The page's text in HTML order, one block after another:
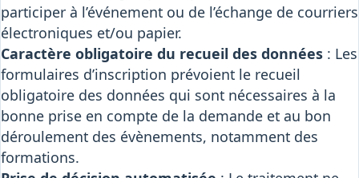
participer à l’événement ou de l’échange de courriers
électroniques et/ou papier.
Caractère obligatoire du recueil des données : Les
formulaires d’inscription prévoient le recueil
obligatoire des données qui sont nécessaires à la
bonne prise en compte de la demande et au bon
déroulement des évènements, notamment des
formations.